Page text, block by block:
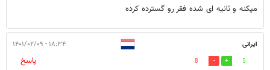
میکنه و ثانیه ای شده فقر رو گسترده کرده
ایرانی ۱۸:۳۴ - ۱۴۰۱/۰۲/۰۹
5
8
پاسخ